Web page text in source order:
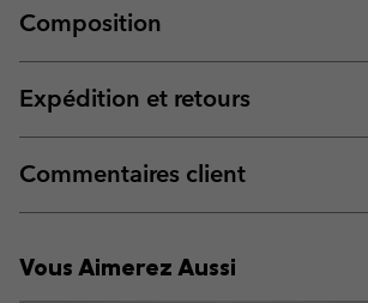
Composition
Expédition et retours
Commentaires client
Vous Aimerez Aussi